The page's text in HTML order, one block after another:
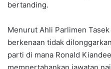
bertanding.
Menurut Ahli Parlimen
berkenaan tidak
parti di mana Ronald